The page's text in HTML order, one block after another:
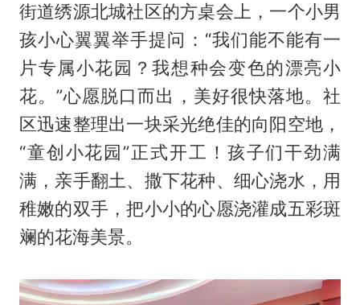
街道绣源北城社区的方桌会上，一个小男
孩小心翼翼举手提问：“我们能不能有一
片专属小花园？我想种会变色的漂亮小
花。”心愿脱口而出，美好很快落地。社
区迅速整理出一块采光绝佳的向阳空地，
“童创小花园”正式开工！孩子们干劲满
满，亲手翻土、撒下花种、细心浇水，用
稚嫩的双手，把小小的心愿浇灌成五彩斑
斓的花海美景。